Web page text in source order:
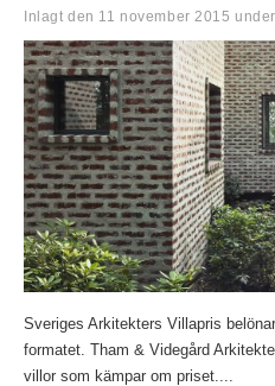
Inlagt den 11 november 2015 under
Sveriges Arkitekters Villapris
formatet. Tham & Videgård
villor som kämpar om priset....